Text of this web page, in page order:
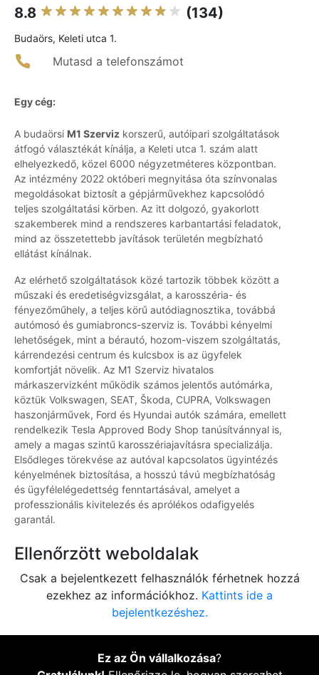
8.8 (134)
Budaörs, Keleti utca 1.
Mutasd a telefonszámot
Egy cég:
A budaörsi M1 Szerviz korszerű, autóipari szolgáltatások
átfogó választékát kínálja, a Keleti utca 1. szám alatt
elhelyezkedő, közel 6000 négyzetméteres központban.
Az intézmény 2022 októberi megnyitása óta színvonalas
megoldásokat biztosít a gépjárművekhez kapcsolódó
teljes szolgáltatási körben. Az itt dolgozó, gyakorlott
szakemberek mind a rendszeres karbantartási feladatok,
mind az összetettebb javítások területén megbízható
ellátást kínálnak.
Az elérhető szolgáltatások közé tartozik többek között a
műszaki és eredetiségvizsgálat, a karosszéria- és
fényezőműhely, a teljes körű autódiagnosztika, továbbá
autómosó és gumiabroncs-szerviz is. További kényelmi
lehetőségek, mint a bérautó, hozom-viszem szolgáltatás,
kárrendezési centrum és kulcsbox is az ügyfelek
komfortját növelik. Az M1 Szerviz hivatalos
márkaszervizként működik számos jelentős autómárka,
köztük Volkswagen, SEAT, Škoda, CUPRA, Volkswagen
haszonjárművek, Ford és Hyundai autók számára, emellett
rendelkezik Tesla Approved Body Shop tanúsítvánnyal is,
amely a magas szintű karosszériajavításra specializálja.
Elsődleges törekvése az autóval kapcsolatos ügyintézés
kényelmének biztosítása, a hosszú távú megbízhatóság
és ügyfélelégedettség fenntartásával, amelyet a
professzionális kivitelezés és aprólékos odafigyelés
garantál.
Ellenőrzött weboldalak
Csak a bejelentkezett felhasználók férhetnek hozzá
ezekhez az információkhoz. Kattints ide a
bejelentkezéshez.
Ez az Ön vállalkozása?